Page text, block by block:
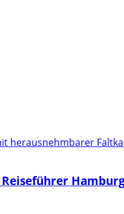
herausnehmbarer
Reiseführer